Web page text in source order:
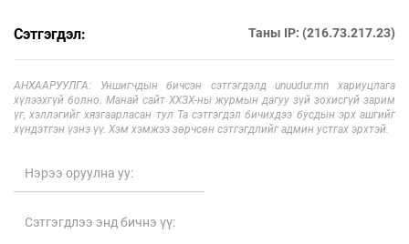
Сэтгэгдэл: Таны IP: (216.73.217.23)
АНХААРУУЛГА: Уншигчдын бичсэн сэтгэгдэлд unuudur.mn хариуцлага
хүлээхгүй болно. Манай сайт ХХЗХ-ны журмын дагуу зүй зохисгүй зарим
үг, хэллэгийг хязгаарласан тул Та сэтгэгдэл бичихдээ бусдын эрх ашгийг
хүндэтгэн үзнэ үү. Хэм хэмжээ зөрчсөн сэтгэгдлийг админ устгах эрхтэй.